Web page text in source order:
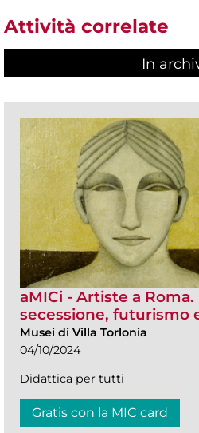
Attività correlate
In
aMICi - Artiste a
secessione, futurismo
Musei di Villa Torlonia
04/10/2024
Didattica per tutti
Gratis con la MIC card